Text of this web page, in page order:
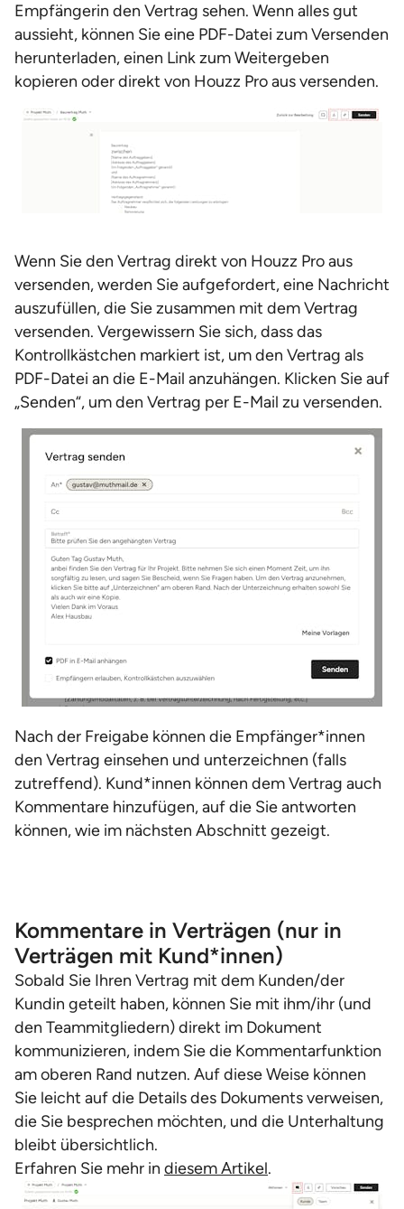
Empfängerin den Vertrag sehen. Wenn alles gut
aussieht, können Sie eine PDF-Datei zum Versenden
herunterladen, einen Link zum Weitergeben
kopieren oder direkt von Houzz Pro aus versenden.
Wenn Sie den Vertrag direkt von Houzz Pro aus
versenden, werden Sie aufgefordert, eine Nachricht
auszufüllen, die Sie zusammen mit dem Vertrag
versenden. Vergewissern Sie sich, dass das
Kontrollkästchen markiert ist, um den Vertrag als
PDF-Datei an die E-Mail anzuhängen. Klicken Sie auf
„Senden“, um den Vertrag per E-Mail zu versenden.
Nach der Freigabe können die Empfänger*innen
den Vertrag einsehen und unterzeichnen (falls
zutreffend). Kund*innen können dem Vertrag auch
Kommentare hinzufügen, auf die Sie antworten
können, wie im nächsten Abschnitt gezeigt.
Kommentare in Verträgen (nur in
Verträgen mit Kund*innen)
Sobald Sie Ihren Vertrag mit dem Kunden/der
Kundin geteilt haben, können Sie mit ihm/ihr (und
den Teammitgliedern) direkt im Dokument
kommunizieren, indem Sie die Kommentarfunktion
am oberen Rand nutzen. Auf diese Weise können
Sie leicht auf die Details des Dokuments verweisen,
die Sie besprechen möchten, und die Unterhaltung
bleibt übersichtlich.
Erfahren Sie mehr in diesem Artikel.